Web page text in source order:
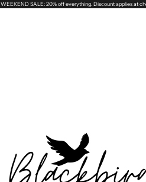
WEEKEND SALE: 20% off everything. Discount applies at
Blackbird Boutique